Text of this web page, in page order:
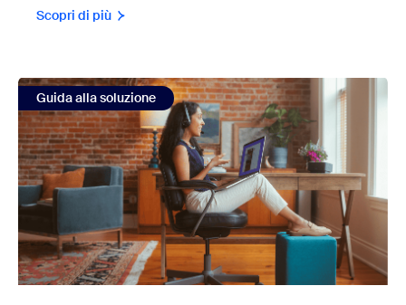
Scopri di più
view Dall'attività di Workforce Management (WFM) alla
Guida alla soluzione